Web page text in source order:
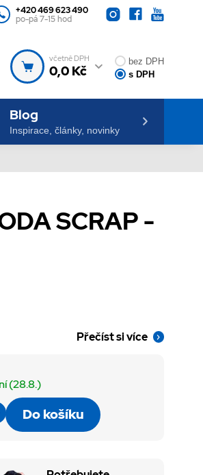
+420 469 623 490
po-pá 7-15 hod
včetně DPH
0,0 Kč
bez DPH
s DPH
Blog
Inspirace, články, novinky
SCRAP -
Přečíst si více
(28.8.)
Do košíku